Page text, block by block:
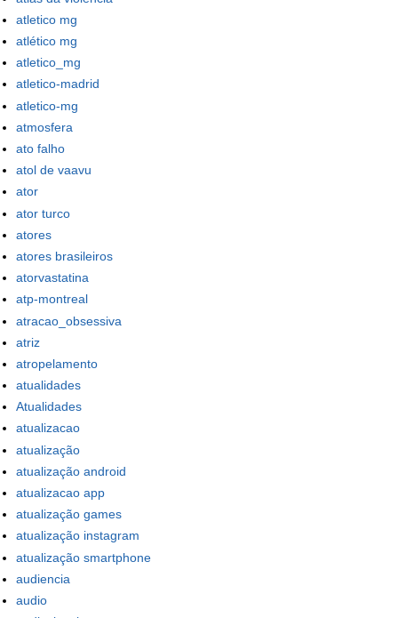
atletico mg
atlético mg
atletico_mg
atletico-madrid
atletico-mg
atmosfera
ato falho
atol de vaavu
ator
ator turco
atores
atores brasileiros
atorvastatina
atp-montreal
atracao_obsessiva
atriz
atropelamento
atualidades
Atualidades
atualizacao
atualização
atualização android
atualizacao app
atualização games
atualização instagram
atualização smartphone
audiencia
audio